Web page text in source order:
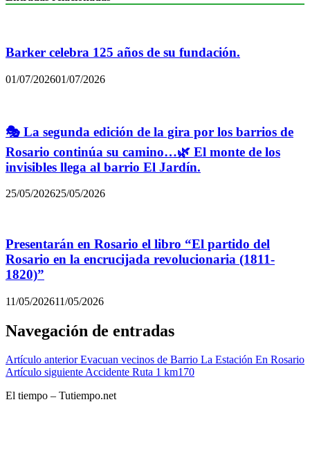
Barker celebra 125 años de su fundación.
01/07/202601/07/2026
🎭 La segunda edición de la gira por los barrios de
Rosario continúa su camino…🌿 El monte de los
invisibles llega al barrio El Jardín.
25/05/202625/05/2026
Presentarán en Rosario el libro “El partido del
Rosario en la encrucijada revolucionaria (1811-
1820)”
11/05/202611/05/2026
Navegación de entradas
Artículo anterior Evacuan vecinos de Barrio La Estación En Rosario
Artículo siguienteAccidente Ruta 1 km170
El tiempo – Tutiempo.net